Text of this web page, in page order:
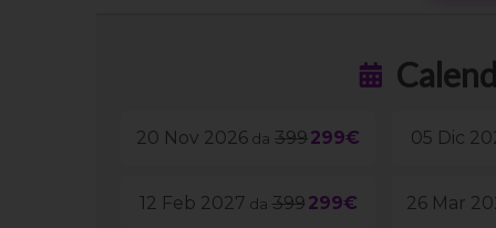
20 Nov 2026 da 399299€ 05 Dic
12 Feb 2027 da 399 299€ 26 Mar